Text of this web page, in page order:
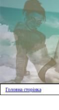
Головна сторінка